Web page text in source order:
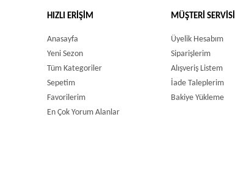
HIZLI ERIŞIM
Anasayfa
Yeni Sezon
Tüm Kategoriler
Sepetim
Favorilerim
En Çok Yorum Alanlar
MÜŞTERI SERVISI
Üyelik Hesabım
Siparişlerim
Alışveriş Listem
İade Taleplerim
Bakiye Yükleme